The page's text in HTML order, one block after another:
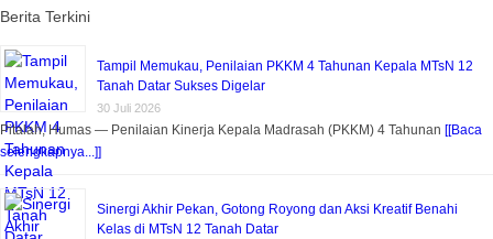
Berita Terkini
Tampil Memukau, Penilaian PKKM 4 Tahunan Kepala MTsN 12
Tanah Datar Sukses Digelar
30 Juli 2026
Pitalah, Humas — Penilaian Kinerja Kepala Madrasah (PKKM) 4 Tahunan [[Baca
selengkapnya...]]
Sinergi Akhir Pekan, Gotong Royong dan Aksi Kreatif Benahi
Kelas di MTsN 12 Tanah Datar